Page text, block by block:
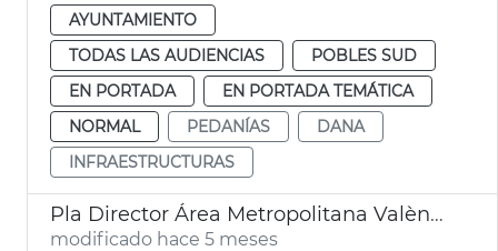
AYUNTAMIENTO
TODAS LAS AUDIENCIAS
POBLES SUD
EN PORTADA
EN PORTADA TEMÁTICA
NORMAL
PEDANÍAS
DANA
INFRAESTRUCTURAS
Pla Director Área Metropolitana València. Joan Romero
modificado hace 5 meses